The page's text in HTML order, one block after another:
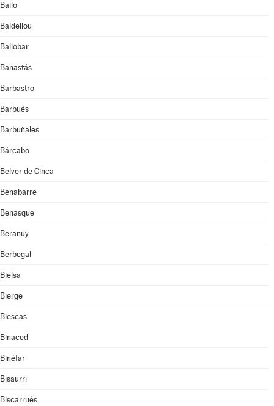
Bailo
Baldellou
Ballobar
Banastás
Barbastro
Barbués
Barbuñales
Bárcabo
Belver de Cinca
Benabarre
Benasque
Beranuy
Berbegal
Bielsa
Bierge
Biescas
Binaced
Binéfar
Bisaurri
Biscarrués